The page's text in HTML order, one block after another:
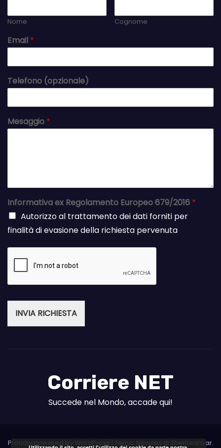
Nome Cognome
Email *
Telefono (opzionale)
Mesaggio *
Informativa ex Regolamento Europeo 679/2016 *
Autorizzo al trattamento dei dati forniti per
finalità di evasione della richiesta pervenuta
INVIA RICHIESTA
Corriere NET
Succede nel Mondo, accade qui!
Proudly powered by WordPress | Tema: Newses di Themeansar.